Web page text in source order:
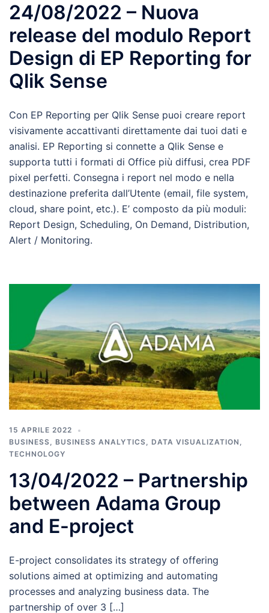
24/08/2022 – Nuova
release del modulo Report
Design di EP Reporting for
Qlik Sense
Con EP Reporting per Qlik Sense puoi creare report
visivamente accattivanti direttamente dai tuoi dati e
analisi. EP Reporting si connette a Qlik Sense e
supporta tutti i formati di Office più diffusi, crea PDF
pixel perfetti. Consegna i report nel modo e nella
destinazione preferita dall’Utente (email, file system,
cloud, share point, etc.). E’ composto da più moduli:
Report Design, Scheduling, On Demand, Distribution,
Alert / Monitoring.
15 APRILE 2022
BUSINESS, BUSINESS ANALYTICS, DATA VISUALIZATION ,
TECHNOLOGY
13/04/2022 – Partnership
between Adama Group
and E-project
E-project consolidates its strategy of offering
solutions aimed at optimizing and automating
processes and analyzing business data. The
partnership of over 3 […]